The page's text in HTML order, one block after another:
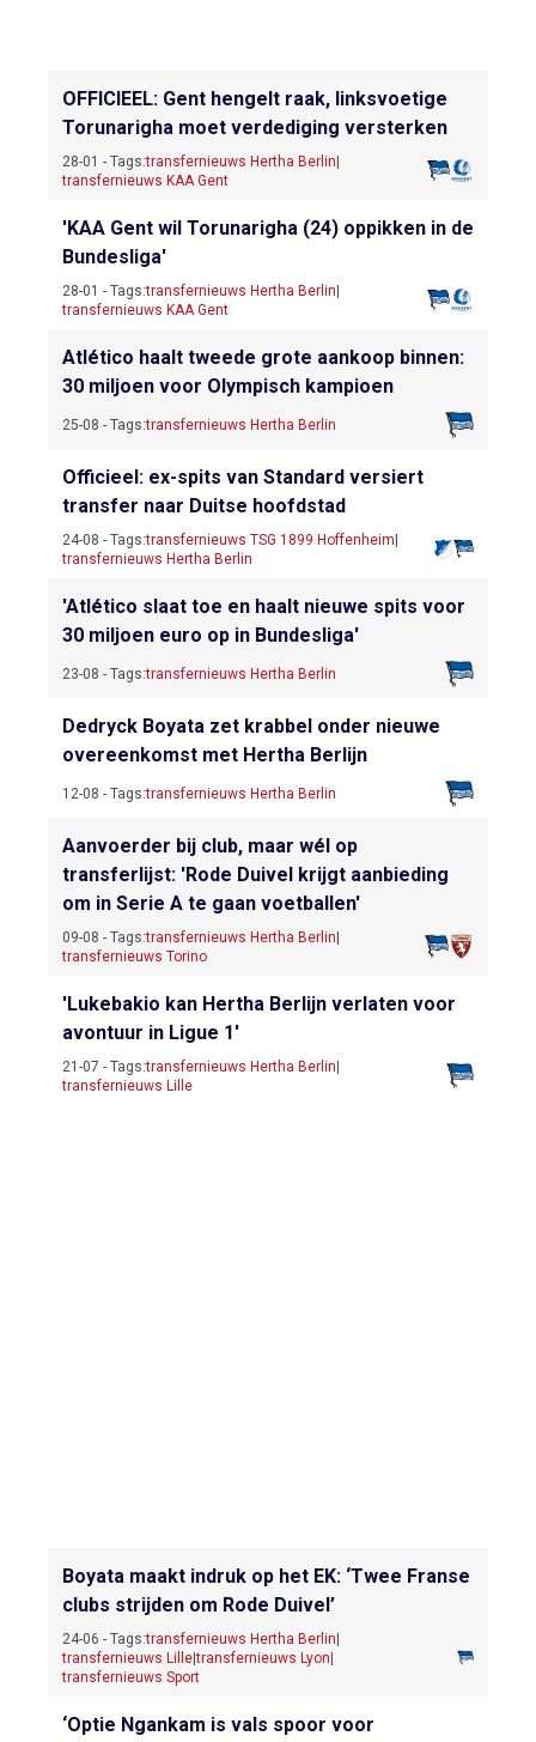
OFFICIEEL: Gent hengelt raak, linksvoetige
Torunarigha moet verdediging versterken
28-01 - Tags:transfernieuws Hertha Berlin|
transfernieuws KAA Gent
'KAA Gent wil Torunarigha (24) oppikken in de
Bundesliga'
28-01 - Tags:transfernieuws Hertha Berlin|
transfernieuws KAA Gent
Atlético haalt tweede grote aankoop binnen:
30 miljoen voor Olympisch kampioen
25-08 - Tags:transfernieuws Hertha Berlin
Officieel: ex-spits van Standard versiert
transfer naar Duitse hoofdstad
24-08 - Tags:transfernieuws TSG 1899 Hoffenheim|
transfernieuws Hertha Berlin
'Atlético slaat toe en haalt nieuwe spits voor
30 miljoen euro op in Bundesliga'
23-08 - Tags:transfernieuws Hertha Berlin
Dedryck Boyata zet krabbel onder nieuwe
overeenkomst met Hertha Berlijn
12-08 - Tags:transfernieuws Hertha Berlin
Aanvoerder bij club, maar wél op
transferlijst: 'Rode Duivel krijgt aanbieding
om in Serie A te gaan voetballen'
09-08 - Tags:transfernieuws Hertha Berlin|
transfernieuws Torino
'Lukebakio kan Hertha Berlijn verlaten voor
avontuur in Ligue 1'
21-07 - Tags:transfernieuws Hertha Berlin|
transfernieuws Lille
Boyata maakt indruk op het EK: ‘Twee Franse
clubs strijden om Rode Duivel’
24-06 - Tags:transfernieuws Hertha Berlin|
transfernieuws Lille|transfernieuws Lyon|
transfernieuws Sport
‘Optie Ngankam is vals spoor voor